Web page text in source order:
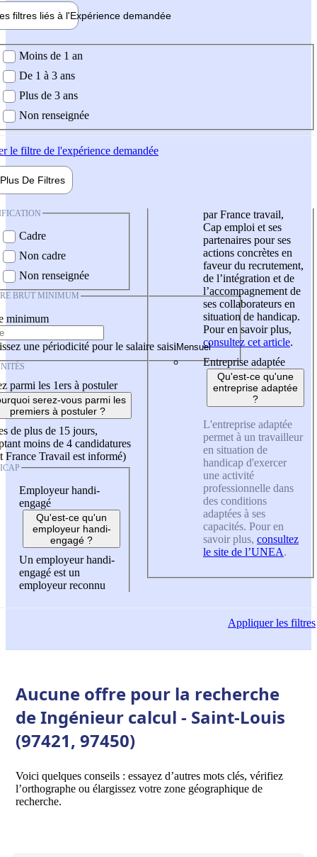
filtres liés à l'Expérience demandée
demandée
Moins de 1 an
De 1 à 3 ans
Plus de 3 ans
Non renseignée
le filtre de l'expérience demandée
Plus De Filtres
Cadre
Non cadre
Non renseignée
BRUT MINIMUM
minimum
une périodicité pour le salaire saisi
parmi les 1ers à postuler
serez-vous parmi les
premiers à postuler ?
de plus de 15 jours,
moins de 4 candidatures
France Travail est informé)
Employeur handi-
engagé
Qu'est-ce qu'un
employeur handi-
engagé ?
Un employeur handi-
engagé est un
employeur reconnu
par France travail,
Cap emploi et ses
partenaires pour ses
actions concrètes en
faveur du recrutement,
de l’intégration et de
l’accompagnement de
ses collaborateurs en
situation de handicap.
Pour en savoir plus,
consultez cet article.
Entreprise adaptée
Qu'est-ce qu'une
entreprise adaptée
?
L'entreprise adaptée
permet à un travailleur
en situation de
handicap d'exercer
une activité
professionnelle dans
des conditions
adaptées à ses
capacités. Pour en
savoir plus, consultez
le site de l’UNEA.
Appliquerles filtres
Aucune offre pour la recherche
de Ingénieur calcul - Saint-Louis
(97421, 97450)
Voici quelques conseils : essayez d’autres mots clés, vérifiez
l’orthographe ou élargissez votre zone géographique de
recherche.